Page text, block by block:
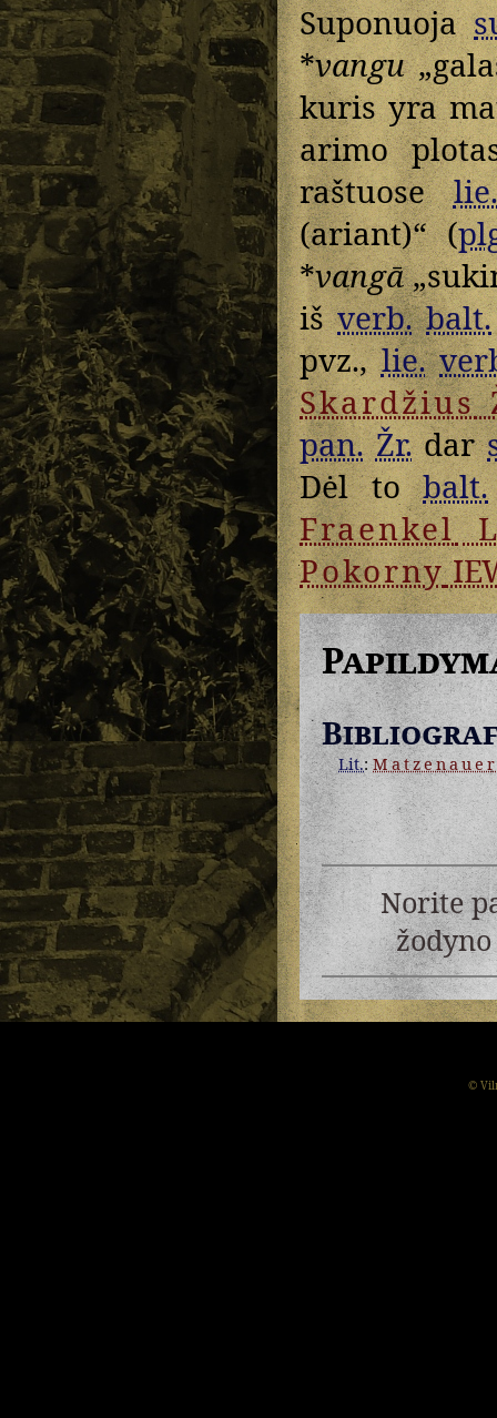
Suponuoja
*vangu
kuris yra
arimo
raštuoselie.
(ariant)“ (
*vangā
išverb. balt.
pvz.,lie.
Skardžius
pan. Žr.dar
Dėl tobalt.
Fraenkel
Pokorny
Lit.:Matzenauer
Norite
©